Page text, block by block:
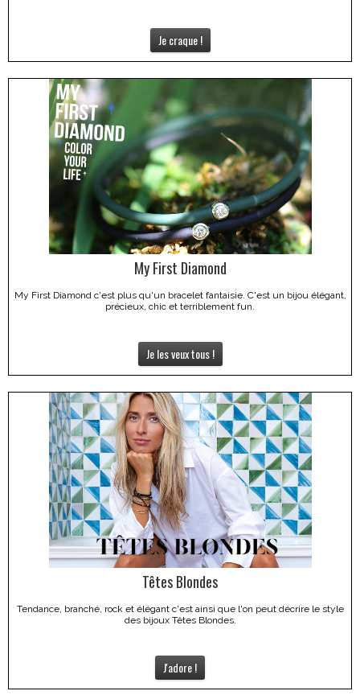
Je craque !
My First Diamond
My First Diamond c'est plus qu'un bracelet fantaisie. C'est un bijou élégant,
précieux, chic et terriblement fun.
Je les veux tous !
Têtes Blondes
Tendance, branché, rock et élégant c'est ainsi que l'on peut décrire le style
des bijoux Têtes Blondes.
J'adore !